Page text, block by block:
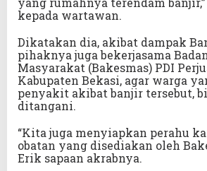
kepada wartawan.
Dikatakan dia, akibat dampak
pihaknya juga bekerjasama
Masyarakat (Bakesmas) PDI
Kabupaten Bekasi, agar warga
penyakit akibat banjir tersebut,
ditangani.
“Kita juga menyiapkan perahu
obatan yang disediakan oleh
Erik sapaan akrabnya.